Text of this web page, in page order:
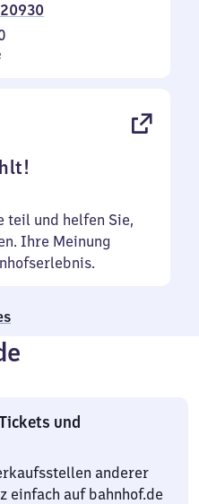
teil und helfen Sie,
Ihre Meinung
und
anderer
einfach auf bahnhof.de